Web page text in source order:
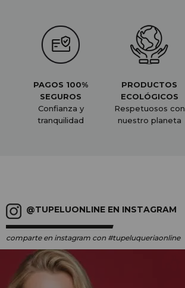
PAGOS 100%
SEGUROS
Confianza y
tranquilidad
PRODUCTOS
ECOLÓGICOS
Respetuosos con
nuestro planeta
@TUPELUONLINE EN INSTAGRAM
comparte en instagram con #tupeluqueriaonline